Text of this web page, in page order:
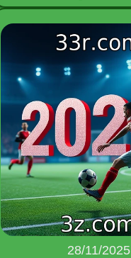
28/11/2025